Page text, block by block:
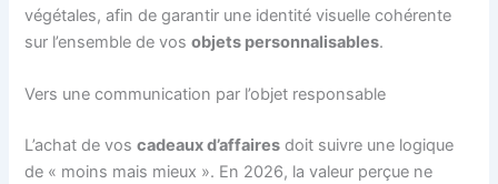
végétales, afin de garantir une identité visuelle cohérente
sur l’ensemble de vosobjets personnalisables.
Vers une communication par l’objet responsable
L’achat de voscadeaux d’affaires doit suivre une logique
de « moins mais mieux ». En 2026, la valeur perçue ne